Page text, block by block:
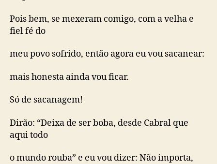
Pois bem, se mexeram comigo, com a velha e
fiel fé do
meu povo sofrido, então agora eu vou sacanear:
mais honesta ainda vou ficar.
Só de sacanagem!
Dirão: “Deixa de ser boba, desde Cabral que
aqui todo
o mundo rouba” e eu vou dizer: Não importa,